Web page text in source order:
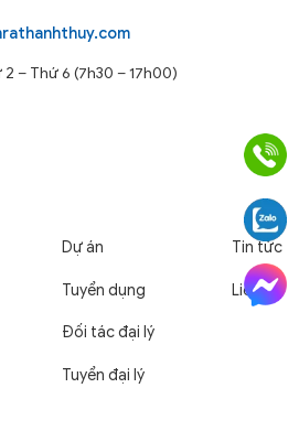
– Thứ 6 (7h30 – 17h00)
Dự án
Tuyển dụng
Đối tác đại lý
Tuyển đại lý
Tin tức
Liên hệ